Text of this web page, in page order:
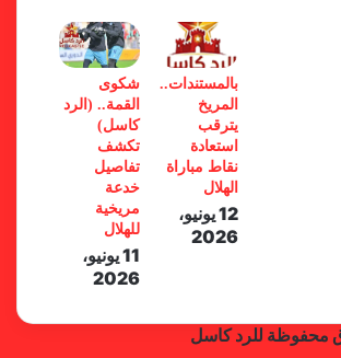
بالمستندات..
المريخ
يترقب
استعادة
نقاط مباراة
الهلال
12 يونيو،
2026
شكوى
القمة.. (الرد
كاسل)
تكشف
تفاصيل
خدعة
مريخية
للهلال
11 يونيو،
2026